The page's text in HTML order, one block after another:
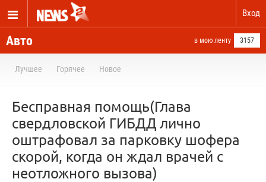
Вход
Авто в мою ленту 3157
Лучшее Горячее Новое
Бесправная помощь(Глава
свердловской ГИБДД лично
оштрафовал за парковку шофера
скорой, когда он ждал врачей с
неотложного вызова)